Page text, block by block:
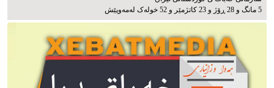
5 مانگ و 28 ڕۆژ و 23 کاتژمێر و 52 خوله‌ک له‌مه‌وپێش‌